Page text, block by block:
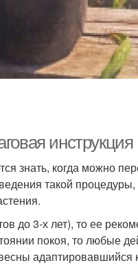
инструкция
знать, когда можно
такой
до 3-х лет), то ее
покоя, то любые
адаптировавшийся